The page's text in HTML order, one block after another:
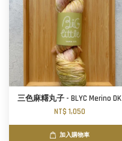
三色麻糬丸子 - BLYC Merino DK
NT$ 1,050
加入購物車